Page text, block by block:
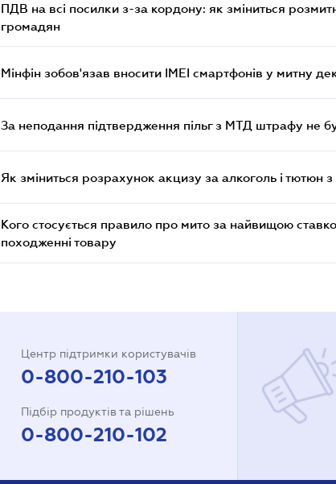
ПДВ на всі посилки з-за кордону: як зміниться
громадян
Мінфін зобов'язав вносити IMEI смартфонів у митну
За неподання підтвердження пільг з МТД штрафу не
Як зміниться розрахунок акцизу за алкоголь і тютюн
Кого стосується правило про мито за найвищою
походженні товару
Центр підтримки користувачів
0-800-210-103
Підбір продуктів та рішень
0-800-210-102